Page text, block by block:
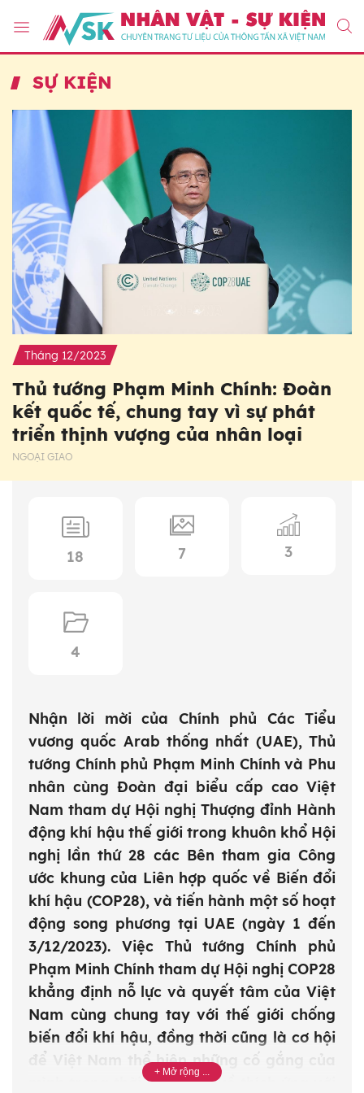
SỰ KIỆN
Tháng 12/2023
Thủ tướng Phạm Minh Chính: Đoàn
kết quốc tế, chung tay vì sự phát
triển thịnh vượng của nhân loại
NGOẠI GIAO
18 7 3
4
Nhận lời mời của Chính phủ Các Tiểu
vương quốc Arab thống nhất (UAE), Thủ
tướng Chính phủ Phạm Minh Chính và Phu
nhân cùng Đoàn đại biểu cấp cao Việt
Nam tham dự Hội nghị Thượng đỉnh Hành
động khí hậu thế giới trong khuôn khổ Hội
nghị lần thứ 28 các Bên tham gia Công
ước khung của Liên hợp quốc về Biến đổi
khí hậu (COP28), và tiến hành một số hoạt
động song phương tại UAE (ngày 1 đến
3/12/2023). Việc Thủ tướng Chính phủ
Phạm Minh Chính tham dự Hội nghị COP28
khẳng định nỗ lực và quyết tâm của Việt
Nam cùng chung tay với thế giới chống
biến đổi khí hậu, đồng thời cũng là cơ hội
để Việt Nam thể hiện những cố gắng của
mình trong thời gian qua về thích ứng với